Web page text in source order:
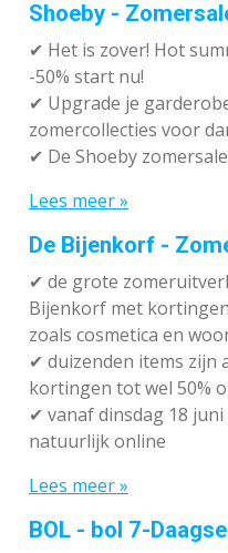
Shoeby -
✔ Het is zover! Hot
-50% start nu!
✔ Upgrade je
zomercollecties voor
✔ De Shoeby
Lees meer »
De Bijenkorf -
✔ de grote
Bijenkorf met
zoals cosmetica en
✔ duizenden items zijn
kortingen tot wel 50%
✔ vanaf dinsdag 18
natuurlijk online
Lees meer »
BOL - bol 7-Daagse